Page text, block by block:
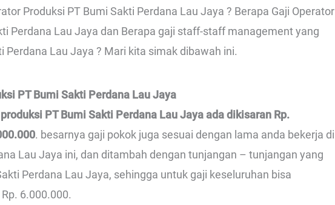
Produksi PT Bumi Sakti Perdana Lau Jaya ? Berapa Gaji Operator
Perdana Lau Jaya dan Berapa gaji staff-staff management yang
Perdana Lau Jaya ? Mari kita simak dibawah ini.
PT Bumi Sakti Perdana Lau Jaya
PT Bumi Sakti Perdana Lau Jaya ada dikisaran Rp.
. besarnya gaji pokok juga sesuai dengan lama anda bekerja di
Lau Jaya ini, dan ditambah dengan tunjangan – tunjangan yang
Perdana Lau Jaya, sehingga untuk gaji keseluruhan bisa
6.000.000.